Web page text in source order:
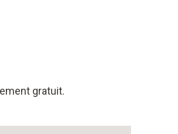
gratuit.